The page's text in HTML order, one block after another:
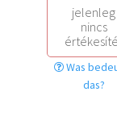
jelenleg
nincs
Was
das?